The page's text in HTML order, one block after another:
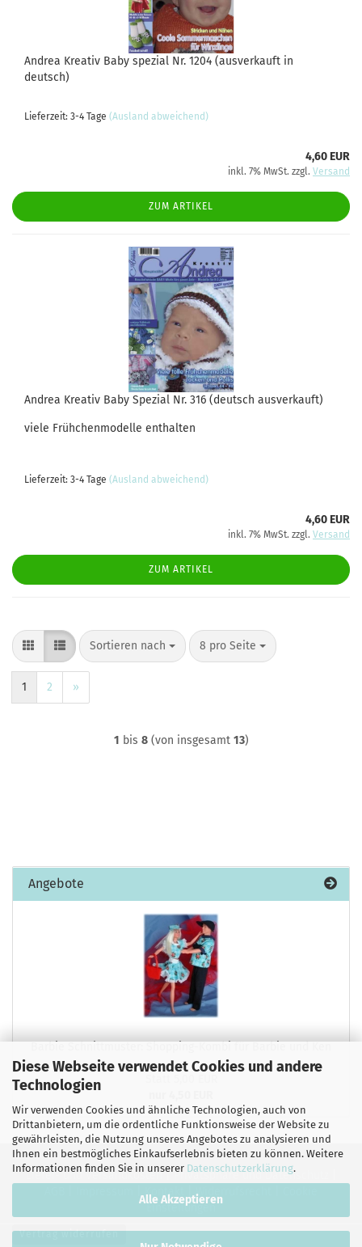
Diese Webseite verwendet Cookies und andere
Technologien
Wir verwenden Cookies und ähnliche Technologien, auch von
Drittanbietern, um die ordentliche Funktionsweise der Website zu
gewährleisten, die Nutzung unseres Angebotes zu analysieren und
Ihnen ein bestmögliches Einkaufserlebnis bieten zu können. Weitere
Informationen finden Sie in unserer Datenschutzerklärung.
Alle Akzeptieren
Andrea Kreativ Baby spezial Nr. 1204 (ausverkauft in
deutsch)
Lieferzeit: 3-4 Tage (Ausland abweichend)
4,60 EUR
inkl. 7% MwSt. zzgl. Versand
ZUM ARTIKEL
Andrea Kreativ Baby Spezial Nr. 316 (deutsch ausverkauft)
viele Frühchenmodelle enthalten
Lieferzeit: 3-4 Tage (Ausland abweichend)
4,60 EUR
inkl. 7% MwSt. zzgl. Versand
ZUM ARTIKEL
Sortieren nach
Sortieren nach 8 pro Seite
pro Seite
1 2 »
1 bis 8(von insgesamt 13)
Angebote
Liefer- und Versandkosten|Privatsphäre und Datenschutz
Kontakt Widerrufsrecht
Einstellungen
Vertrag widerrufen